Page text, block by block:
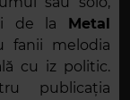
de la
Metal
fanii melodia
cu iz politic.
publicația